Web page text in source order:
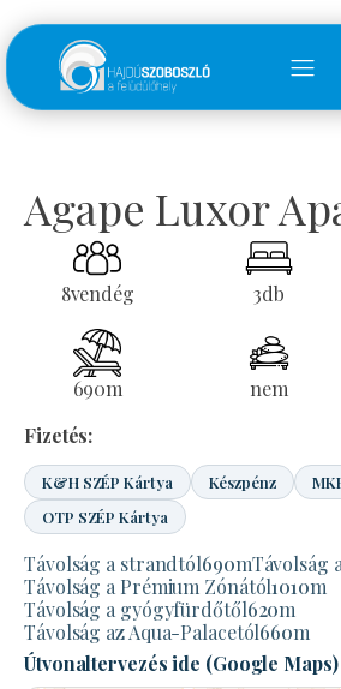
Agape Luxor
8vendég 3db
690m
nem
Fizetés:
K&H SZÉP Kártya Készpénz
OTP SZÉP Kártya
Távolság a strandtól690mTávolság
Távolság a Prémium Zónától1010m
Távolság a gyógyfürdőtől620m
Távolság az Aqua-Palacetól660m
Útvonaltervezés ide (Google Maps)